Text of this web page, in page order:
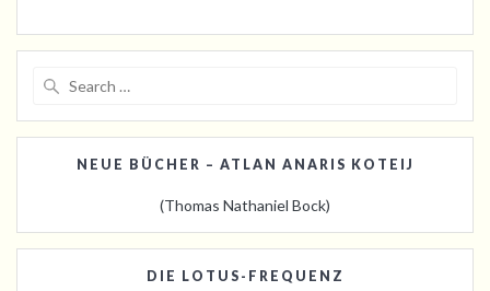
NEUE BÜCHER – ATLAN ANARIS KOTEIJ
(Thomas Nathaniel Bock)
DIE LOTUS-FREQUENZ